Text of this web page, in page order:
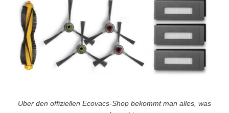
Über den offiziellen Ecovacs-Shop bekommt man alles, was